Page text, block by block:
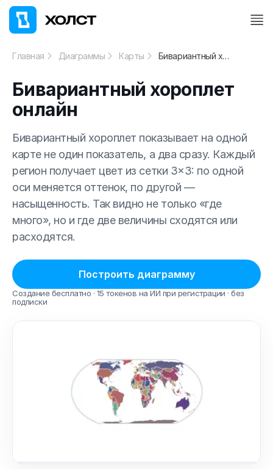
Главная Диаграммы Карты Бивариантный хороплет онлайн
Бивариантный хороплет
онлайн
Бивариантный хороплет показывает на одной
карте не один показатель, а два сразу. Каждый
регион получает цвет из сетки 3×3: по одной
оси меняется оттенок, по другой —
насыщенность. Так видно не только «где
много», но и где две величины сходятся или
расходятся.
Построить диаграмму
Создание бесплатно · 15 токенов на ИИ при регистрации · без
подписки